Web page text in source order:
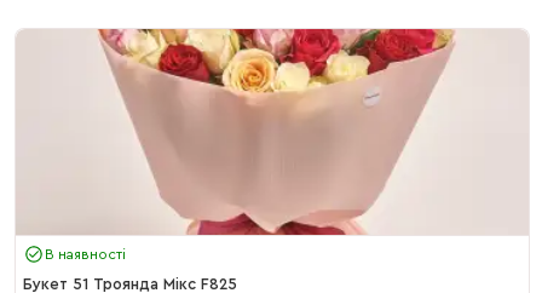
В наявності
Букет 51 Троянда Мікс F825